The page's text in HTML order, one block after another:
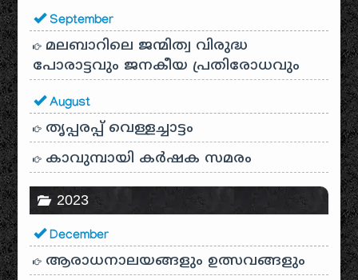
September
മലബാറിലെ ജന്മിത്വ വിരുദ്ധ
പോരാട്ടവും ജനകീയ പ്രതിരോധവും
August
തൃപ്പരപ്പ് വെള്ളച്ചാട്ടം
കാവുമ്പായി കർഷക സമരം
2023
December
ആരാധനാലയങ്ങളും ഉത്സവങ്ങളും